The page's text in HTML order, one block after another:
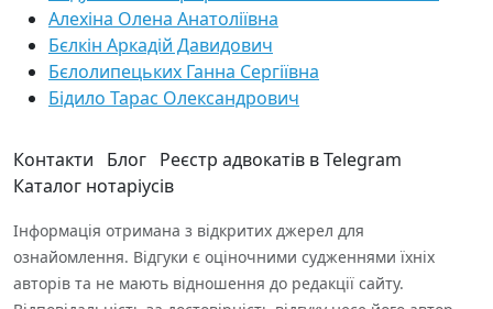
Алехіна Олена Анатоліївна
Бєлкін Аркадій Давидович
Бєлолипецьких Ганна Сергіївна
Бідило Тарас Олександрович
Контакти Блог Реєстр адвокатів в Telegram
Каталог нотаріусів
Інформація отримана з відкритих джерел для
ознайомлення. Відгуки є оціночними судженнями їхніх
авторів та не мають відношення до редакції сайту.